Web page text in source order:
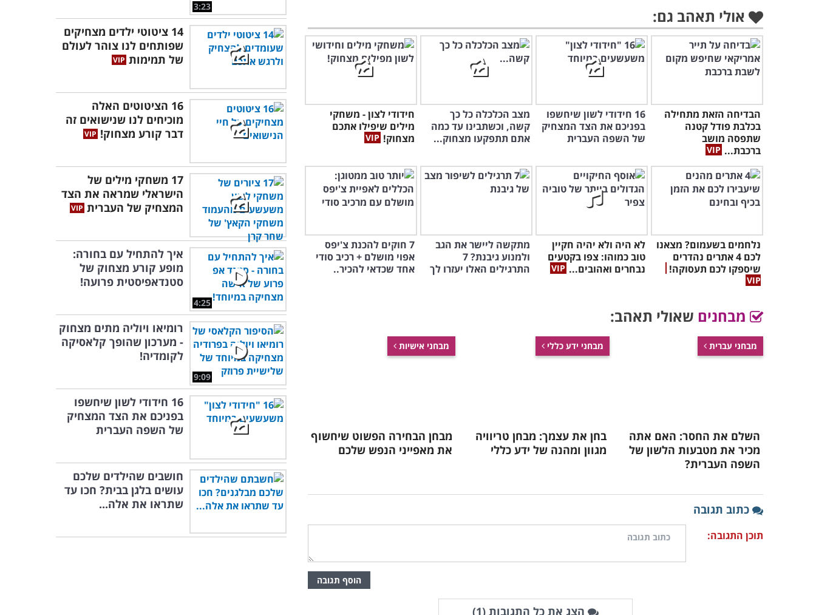
אולי תאהב גם:
הבדיחה הזאת מתחילה
בכלבת פודל קטנה
שתפסה מושב
ברכבת...
16 חידודי לשון שיחשפו
בפניכם את הצד המצחיק
של השפה העברית
מצב הכלכלה כל כך
קשה, וכשתבינו עד כמה
אתם תתפקעו מצחוק...
חידודי לצון - משחקי
מילים שיפילו אתכם
מצחוק!
נלחמים בשעמום? מצאנו
לכם 4 אתרים נהדרים
שיספקו לכם תעסוקה!
לא היה ולא יהיה חקיין
טוב כמוהו: צפו בקטעים
נבחרים ואהובים...
מתקשה ליישר את הגב
ולמנוע גיבנת? 7
התרגילים האלו יעזרו לך
7 חוקים להכנת צ'יפס
אפוי מושלם + רכיב סודי
אחד שכדאי להכיר..
מבחנים שאולי תאהב:
מבחני עברית
השלם את החסר: האם אתה
מכיר את מטבעות הלשון של
השפה העברית?
מבחני ידע כללי
בחן את עצמך: מבחן טריוויה
מגוון ומהנה של ידע כללי
מבחני אישיות
מבחן הבחירה הפשוט שיחשוף
את מאפייני הנפש שלכם
כתוב תגובה
תוכן התגובה:
הוסף תגובה
הצג את כל התגובות (1
)
3:23
14 ציטוטי ילדים מצחיקים
שפותחים לנו צוהר לעולם
של תמימות
16 הציטוטים האלה
מוכיחים לנו שנישואים זה
דבר קורע מצחוק!
17 משחקי מילים של
הישראלי שמראה את הצד
המצחיק של העברית
4:25
איך להתחיל עם בחורה:
מופע קורע מצחוק של
סטנדאפיסטית פרועה!
9:09
רומיאו ויוליה מתים מצחוק
- מערכון שהופך קלאסיקה
לקומדיה!
16 חידודי לשון שיחשפו
בפניכם את הצד המצחיק
של השפה העברית
חושבים שהילדים שלכם
עושים בלגן בבית? חכו עד
שתראו את אלה...